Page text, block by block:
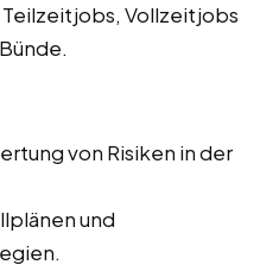
Vollzeitjobs
von Risiken in der
und